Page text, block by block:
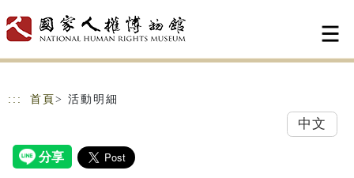
::: 首頁 > 活動明細
中文